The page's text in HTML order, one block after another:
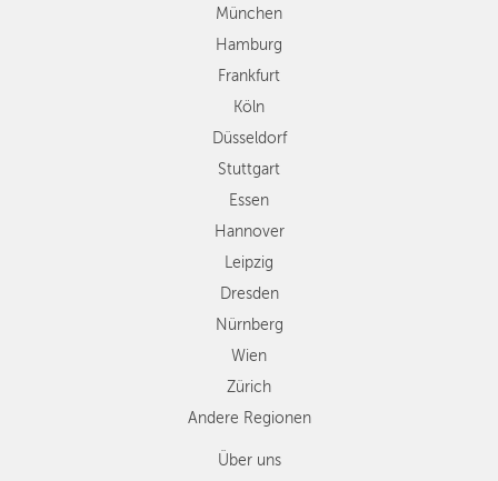
DRESDEN
WIEN
ZÜRICH
Stuttgart
Essen
Dresden
Nürnberg
Wien
Zürich
Andere
Regionen
München
Hamburg
Frankfurt
Köln
Düsseldorf
Stuttgart
Essen
Hannover
Leipzig
Dresden
Nürnberg
Wien
Zürich
Andere Regionen
Über uns